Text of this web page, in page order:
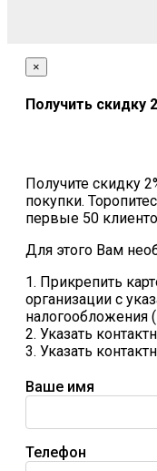
×
Получить скидку
Получите скидку
покупки.
первые 50
Для этого Вам
1. Прикрепить
организации с
2. Указать
3. Указать
Ваше имя
Телефон